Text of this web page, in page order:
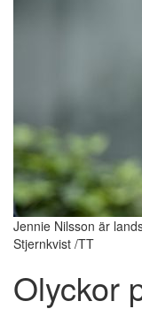
Jennie Nilsson är
Stjernkvist /TT
Olyckor